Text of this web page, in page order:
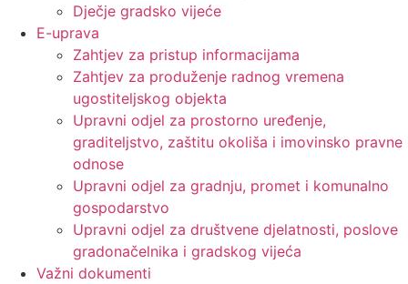
Dječje gradsko vijeće
E-uprava
Zahtjev za pristup informacijama
Zahtjev za produženje radnog vremena
ugostiteljskog objekta
Upravni odjel za prostorno uređenje,
graditeljstvo, zaštitu okoliša i imovinsko pravne
odnose
Upravni odjel za gradnju, promet i komunalno
gospodarstvo
Upravni odjel za društvene djelatnosti, poslove
gradonačelnika i gradskog vijeća
Važni dokumenti